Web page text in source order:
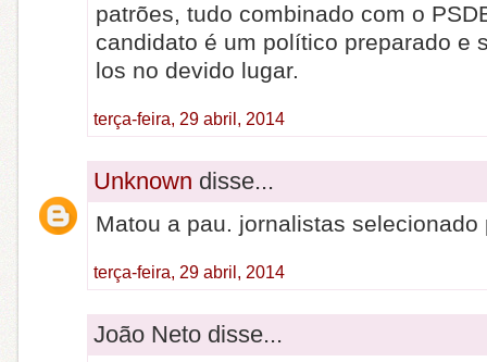
patrões, tudo combinado com o
candidato é um político preparado e
los no devido lugar.
terça-feira, 29 abril, 2014
Unknown disse...
Matou a pau. jornalistas selecionado
terça-feira, 29 abril, 2014
João Neto disse...